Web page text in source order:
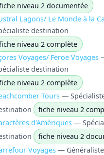
niveau 2 documentée
Lagons/ Le Monde à la
destination
niveau 2 complète
Voyages/ Feroe Voyages
destination
niveau 2 complète
Tours—
fiche niveau 2
d'Amériques—
fiche niveau 2
Voyages—